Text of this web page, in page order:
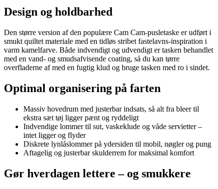
Design og holdbarhed
Den større version af den populære Cam Cam-pusletaske er udført i
smukt quiltet materiale med en tidløs stribet fastelavns-inspiration i
varm kamelfarve. Både indvendigt og udvendigt er tasken behandlet
med en vand- og smudsafvisende coating, så du kan tørre
overfladerne af med en fugtig klud og bruge tasken med ro i sindet.
Optimal organisering på farten
Massiv hovedrum med justerbar indsats, så alt fra bleer til
ekstra sæt tøj ligger pænt og ryddeligt
Indvendige lommer til sut, vaskeklude og våde servietter –
intet ligger og flyder
Diskrete lynlåslommer på ydersiden til mobil, nøgler og pung
Aftagelig og justerbar skulderrem for maksimal komfort
Gør hverdagen lettere – og smukkere